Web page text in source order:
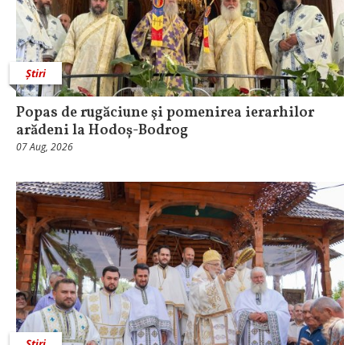
Știri
Popas de rugăciune şi pomenirea ierarhilor
arădeni la Hodoș-Bodrog
07 Aug, 2026